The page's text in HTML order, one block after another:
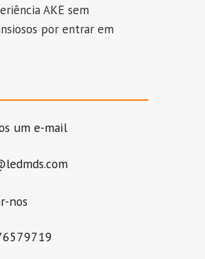
AKE sem
por entrar em
um e-mail
nos